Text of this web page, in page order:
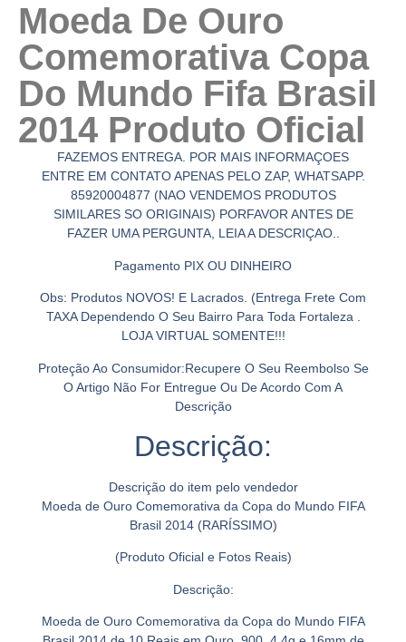
Moeda De Ouro
Comemorativa Copa
Do Mundo Fifa Brasil
2014 Produto Oficial
FAZEMOS ENTREGA. POR MAIS INFORMAÇOES
ENTRE EM CONTATO APENAS PELO ZAP, WHATSAPP.
85920004877 (NAO VENDEMOS PRODUTOS
SIMILARES SO ORIGINAIS) PORFAVOR ANTES DE
FAZER UMA PERGUNTA, LEIA A DESCRIÇAO..
Pagamento PIX OU DINHEIRO
Obs: Produtos NOVOS! E Lacrados. (Entrega Frete Com
TAXA Dependendo O Seu Bairro Para Toda Fortaleza .
LOJA VIRTUAL SOMENTE!!!
Proteção Ao Consumidor:Recupere O Seu Reembolso Se
O Artigo Não For Entregue Ou De Acordo Com A
Descrição
Descrição:
Descrição do item pelo vendedor
Moeda de Ouro Comemorativa da Copa do Mundo FIFA
Brasil 2014 (RARÍSSIMO)
(Produto Oficial e Fotos Reais)
Descrição:
Moeda de Ouro Comemorativa da Copa do Mundo FIFA